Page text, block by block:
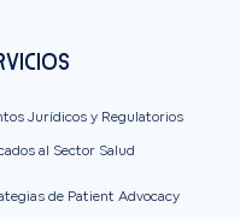
Jurídicos y Regulatorios
al Sector Salud
de Patient Advocacy